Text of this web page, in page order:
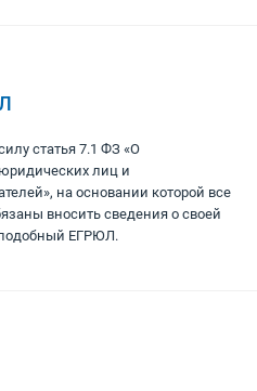
статья 7.1 ФЗ «О
лиц и
на основании которой все
вносить сведения о своей
подобный ЕГРЮЛ.